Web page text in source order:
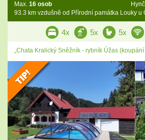
Max. 16 osob
93.3 km vzdušně od Přírodní památka Louky u
4x 5x 5x
„Chata Kralický Sněžník - rybník Úžas